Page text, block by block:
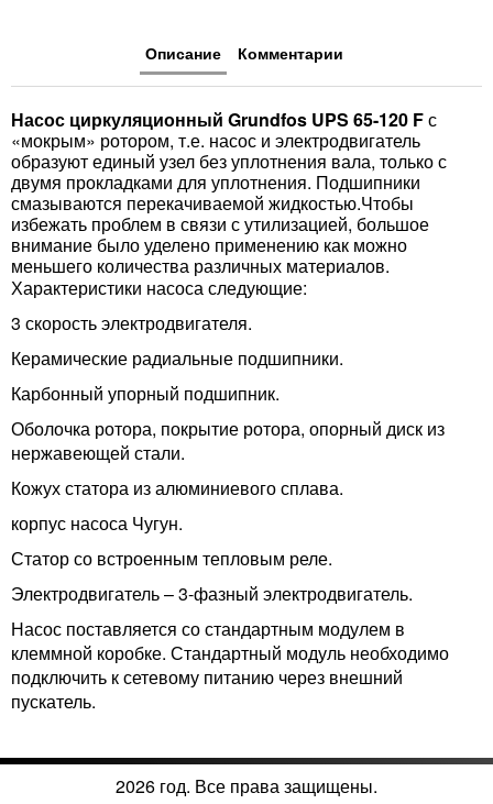
Описание Комментарии
Насос циркуляционный Grundfos UPS 65-120 Fс
«мокрым» ротором, т.е. насос и электродвигатель
образуют единый узел без уплотнения вала, только с
двумя прокладками для уплотнения. Подшипники
смазываются перекачиваемой жидкостью.Чтобы
избежать проблем в связи с утилизацией, большое
внимание было уделено применению как можно
меньшего количества различных материалов.
Характеристики насоса следующие:
3 скорость электродвигателя.
Керамические радиальные подшипники.
Карбонный упорный подшипник.
Оболочка ротора, покрытие ротора, опорный диск из
нержавеющей стали.
Кожух статора из алюминиевого сплава.
корпус насоса Чугун.
Статор со встроенным тепловым реле.
Электродвигатель – 3-фазный электродвигатель.
Насос поставляется со стандартным модулем в
клеммной коробке. Стандартный модуль необходимо
подключить к сетевому питанию через внешний
пускатель.
2026 год. Все права защищены.